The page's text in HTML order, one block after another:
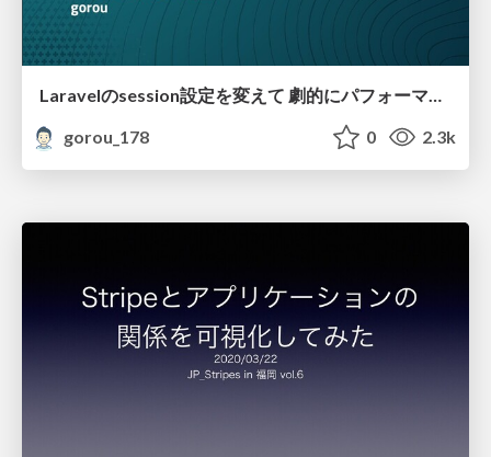
Laravelのsession設定を変えて 劇的にパフォーマンスを改善した話
gorou_178
0 2.3k